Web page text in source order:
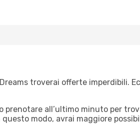
troverai offerte imperdibili.
all’ultimo minuto per
modo, avrai maggiore